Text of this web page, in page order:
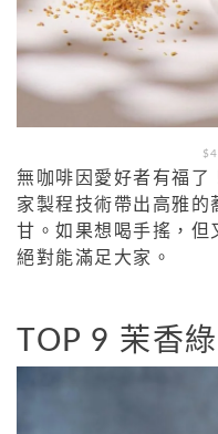
無咖啡因愛好者有福了
家製程技術帶出高雅的
甘。如果想喝手搖，但
絕對能滿足大家。
TOP 9 茉香